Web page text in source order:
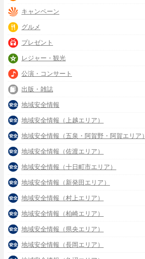
キャンペーン
グルメ
プレゼント
レジャー・観光
公演・コンサート
出版・雑誌
地域安全情報
地域安全情報（上越エリア）
地域安全情報（五泉・阿賀野・阿賀エリア）
地域安全情報（佐渡エリア）
地域安全情報（十日町市エリア）
地域安全情報（新発田エリア）
地域安全情報（村上エリア）
地域安全情報（柏崎エリア）
地域安全情報（県央エリア）
地域安全情報（長岡エリア）